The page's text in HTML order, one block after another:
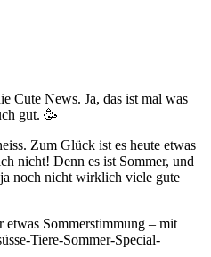
Cute News. Ja, das ist mal was
gut. 🥳
Zum Glück ist es heute etwas
nicht! Denn es ist Sommer, und
noch nicht wirklich viele gute
Sommerstimmung – mit
Tiere-Sommer-Special-